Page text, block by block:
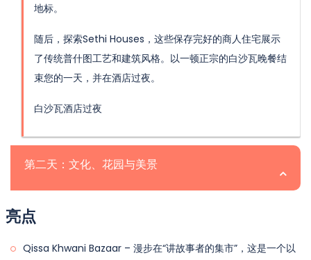
地标。
随后，探索Sethi Houses，这些保存完好的商人住宅展示
了传统普什图工艺和建筑风格。以一顿正宗的白沙瓦晚餐结
束您的一天，并在酒店过夜。
白沙瓦酒店过夜
第二天：文化、花园与美景
馆，馆内收藏了令人印象深刻的甘达拉艺术、佛教雕塑和古
亮点
Qissa Khwani Bazaar – 漫步在“讲故事者的集市”，这是一个以